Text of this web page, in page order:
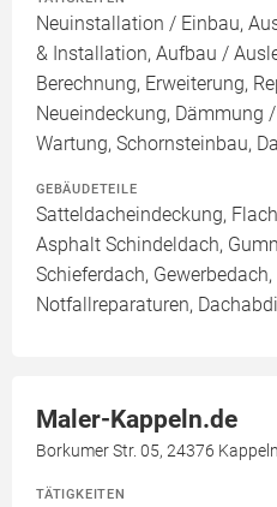
Neuinstallation / Einbau,
& Installation, Aufbau /
Berechnung, Erweiterung,
Neueindeckung, Dämmung
Wartung, Schornsteinbau,
GEBÄUDETEILE
Satteldacheindeckung,
Asphalt Schindeldach,
Schieferdach,
Notfallreparaturen,
Maler-Kappeln.de
Borkumer Str. 05, 24376
TÄTIGKEITEN